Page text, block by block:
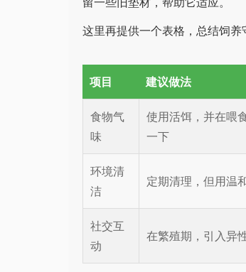
这里再提供一个表格，总结饲养
项目 建议做法
食物气
味
使用活饵，并在喂
一下
环境清
洁
定期清理，但用温
社交互
动
在繁殖期，引入异